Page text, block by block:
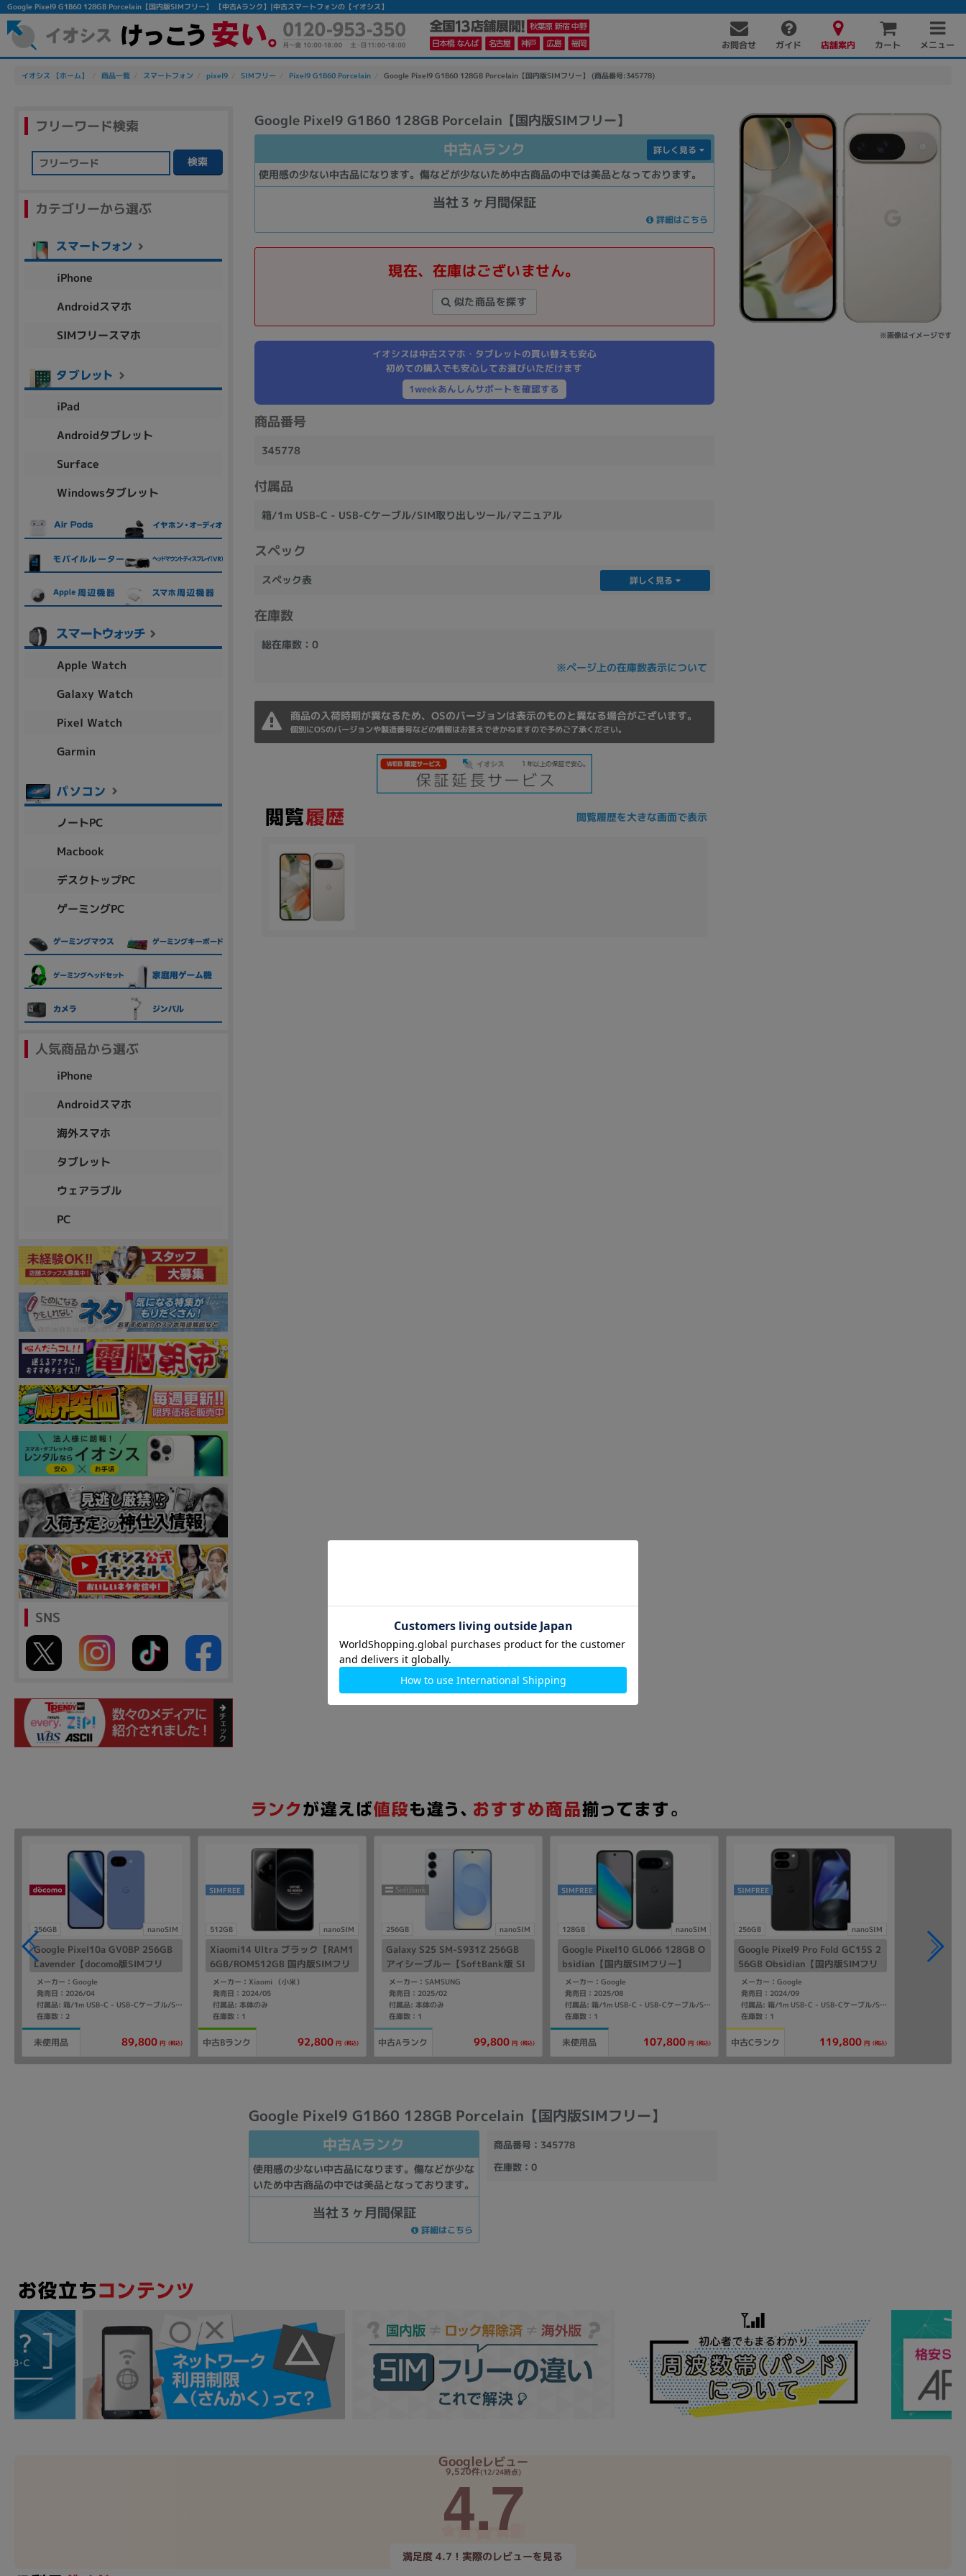
Google Pixel9 G1B60 128GB Porcelain【国内版SIMフリー】 【中古Aランク】|中古スマートフォンの【イオシス】
お問合せ ガイド 店舗案内 カート メニュー
イオシス 【ホーム】 商品一覧 スマートフォン pixel9 SIMフリー Pixel9 G1B60 Porcelain Google Pixel9 G1B60 128GB Porcelain【国内版SIMフリー】 (商品番号:345778)
Google Pixel9 G1B60 128GB Porcelain【国内版SIMフリー】
※画像はイメージです
中古Aランク
使用感の少ない中古品になります。傷などが少ないため中古商品の中では美品となっております。
詳しく見る
当社３ヶ月間保証
詳細はこちら
現在、在庫はございません。
似た商品を探す
イオシスは中古スマホ・タブレットの買い替えも安心
初めての購入でも安心してお選びいただけます
1weekあんしんサポートを確認する
商品番号
345778
付属品
箱/1m USB-C - USB-Cケーブル/SIM取り出しツール/マニュアル
スペック
スペック表 詳しく見る
在庫数
総在庫数：0
※ページ上の在庫数表示について
商品の入荷時期が異なるため、OSのバージョンは表示のものと異なる場合がございます。
個別にOSのバージョンや製造番号などの情報はお答えできかねますので予めご了承ください。
閲覧履歴を大きな画面で表示
フリーワード検索
検索
カテゴリーから選ぶ
iPhone
Androidスマホ
SIMフリースマホ
iPad
Androidタブレット
Surface
Windowsタブレット
Apple Watch
Galaxy Watch
Pixel Watch
Garmin
ノートPC
Macbook
デスクトップPC
ゲーミングPC
人気商品から選ぶ
iPhone
Androidスマホ
海外スマホ
タブレット
ウェアラブル
PC
SNS
256GB nanoSIM
Google Pixel10a GV0BP 256GB
Lavender【docomo版SIMフリ
ー】
メーカー：Google
発売日：2026/04
付属品: 箱/1m USB-C - USB-Cケーブル/SIM取り出しツール
在庫数：2
未使用品 89,800 円 (税込)
512GB nanoSIM
SIMFREE
Xiaomi14 Ultra ブラック【RAM1
6GB/ROM512GB 国内版SIMフリ
ー】
メーカー：Xiaomi （小米）
発売日：2024/05
付属品: 本体のみ
在庫数：1
中古Bランク 92,800 円 (税込)
256GB nanoSIM
Galaxy S25 SM-S931Z 256GB
アイシーブルー【SoftBank版 SI
Mフリー】
メーカー：SAMSUNG
発売日：2025/02
付属品: 本体のみ
在庫数：1
中古Aランク 99,800 円 (税込)
128GB nanoSIM
SIMFREE
Google Pixel10 GL066 128GB O
bsidian【国内版SIMフリー】
メーカー：Google
発売日：2025/08
付属品: 箱/1m USB-C - USB-Cケーブル/SIM取り出しツール/マニュアル
在庫数：1
未使用品 107,800 円 (税込)
256GB nanoSIM
SIMFREE
Google Pixel9 Pro Fold GC15S 2
56GB Obsidian【国内版SIMフリ
ー】
メーカー：Google
発売日：2024/09
付属品: 箱/1m USB-C - USB-Cケーブル/SIM取り出しツール/マニュアル
在庫数：1
中古Cランク 119,800 円 (税込)
Google Pixel9 G1B60 128GB Porcelain【国内版SIMフリー】
中古Aランク
使用感の少ない中古品になります。傷などが少な
いため中古商品の中では美品となっております。
当社３ヶ月間保証
詳細はこちら
商品番号：345778
在庫数：0
Googleレビュー
9,520件(12/24時点)
4.7
満足度 4.7！実際のレビューを見る
かんたんパソコン検索に切り替える
除外ワード
人気の検索ワード：Let's note EliteBook
カテゴリー
商品ジャンルの絞り込み
PC周辺機器 ソフト
商品シリーズ名・ブランド名の絞り込み。
aspire Inspiron
メーカー
Apple SONY TOSHIBA
Asus HP
商品の搭載機能による絞り込み
Webカメラ内蔵
DVDスーパーマルチ その他
ランク
商品状態の絞り込み
新品/未使用 中古 新品
その他
メモリ
~
容量
~
円 ～
各項目のチェックボックスは「or検索」となります。